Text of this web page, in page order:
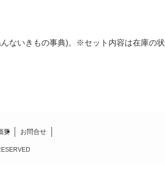
ないきもの事典)。※セット内容は在庫の状
要 お問合せ